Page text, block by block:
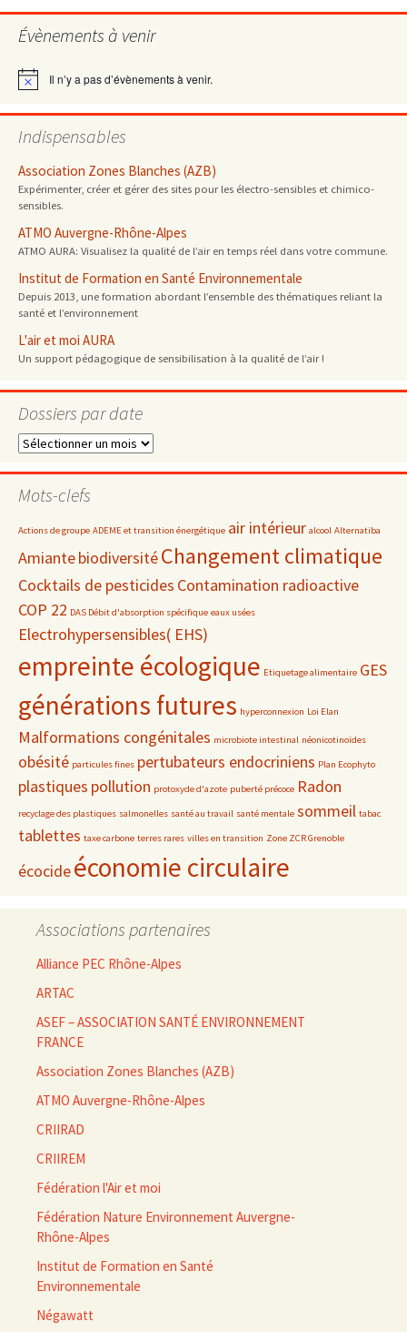
Évènements à venir
Notice Il n’y a pas d’évènements à venir.
Indispensables
Association Zones Blanches (AZB)
Expérimenter, créer et gérer des sites pour les électro-sensibles et chimico-
sensibles.
ATMO Auvergne-Rhône-Alpes
ATMO AURA: Visualisez la qualité de l’air en temps réel dans votre commune.
Institut de Formation en Santé Environnementale
Depuis 2013, une formation abordant l’ensemble des thématiques reliant la
santé et l’environnement
L'air et moi AURA
Un support pédagogique de sensibilisation à la qualité de l’air !
Dossiers par date
Dossiers
date
Mots-clefs
Actions de groupe ADEME et transition énergétique air intérieur alcool Alternatiba
AmiantebiodiversitéChangement climatique
Cocktails de pesticides Contamination radioactive
COP 22 DAS Débit d'absorption spécifique eaux usées
Electrohypersensibles( EHS)
empreinte écologique Etiquetage alimentaire GES
générations futures hyperconnexion Loi Elan
Malformations congénitales microbiote intestinal néonicotinoïdes
obésité particules fines pertubateurs endocriniens Plan Ecophyto
plastiques pollution protoxyde d'azote puberté précoce Radon
recyclage des plastiques salmonelles santé au travail santé mentale sommeil tabac
tablettes taxe carbone terres rares villes en transition Zone ZCR Grenoble
écocideéconomie circulaire
Associations partenaires
Alliance PEC Rhône-Alpes
ARTAC
ASEF – ASSOCIATION SANTÉ ENVIRONNEMENT
FRANCE
Association Zones Blanches (AZB)
ATMO Auvergne-Rhône-Alpes
CRIIRAD
CRIIREM
Fédération l'Air et moi
Fédération Nature Environnement Auvergne-
Rhône-Alpes
Institut de Formation en Santé
Environnementale
Négawatt